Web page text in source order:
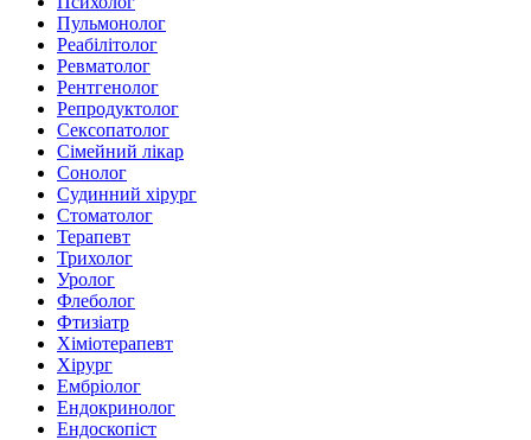
Пульмонолог
Реабілітолог
Ревматолог
Рентгенолог
Репродуктолог
Сексопатолог
Сімейний лікар
Сонолог
Судинний хірург
Стоматолог
Терапевт
Трихолог
Уролог
Флеболог
Фтизіатр
Хіміотерапевт
Хірург
Ембріолог
Ендокринолог
Ендоскопіст